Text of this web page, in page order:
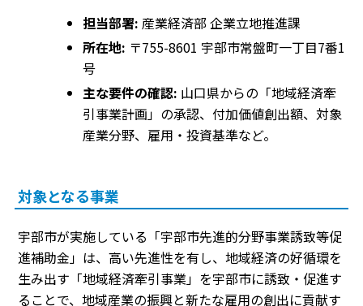
担当部署: 産業経済部 企業立地推進課
所在地: 〒755-8601 宇部市常盤町一丁目7番1
号
主な要件の確認: 山口県からの「地域経済牽
引事業計画」の承認、付加価値創出額、対象
産業分野、雇用・投資基準など。
対象となる事業
宇部市が実施している「宇部市先進的分野事業誘致等促
進補助金」は、高い先進性を有し、地域経済の好循環を
生み出す「地域経済牽引事業」を宇部市に誘致・促進す
ることで、地域産業の振興と新たな雇用の創出に貢献す